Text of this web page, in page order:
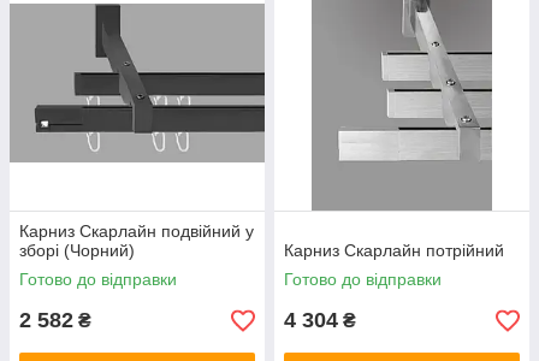
Карниз Скарлайн подвійний у
зборі (Чорний)
Готово до відправки
2 582 ₴
Карниз Скарлайн потрійний
Готово до відправки
4 304 ₴